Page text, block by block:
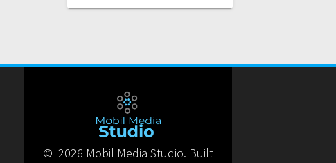
© 2026 Mobil Media Studio. Built